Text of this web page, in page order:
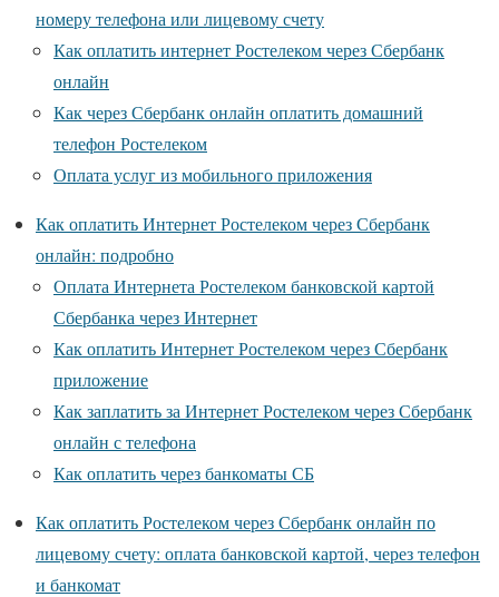
номеру телефона или лицевому счету
Как оплатить интернет Ростелеком через Сбербанк
онлайн
Как через Сбербанк онлайн оплатить домашний
телефон Ростелеком
Оплата услуг из мобильного приложения
Как оплатить Интернет Ростелеком через Сбербанк
онлайн: подробно
Оплата Интернета Ростелеком банковской картой
Сбербанка через Интернет
Как оплатить Интернет Ростелеком через Сбербанк
приложение
Как заплатить за Интернет Ростелеком через Сбербанк
онлайн с телефона
Как оплатить через банкоматы СБ
Как оплатить Ростелеком через Сбербанк онлайн по
лицевому счету: оплата банковской картой, через телефон
и банкомат